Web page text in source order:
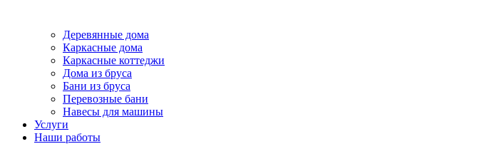
Деревянные дома
Каркасные дома
Каркасные коттеджи
Дома из бруса
Бани из бруса
Перевозные бани
Навесы для машины
Услуги
Наши работы